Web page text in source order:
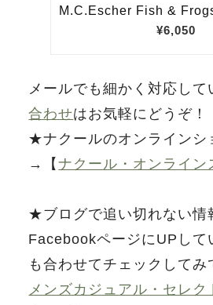
メールでも細かく対応して
合わせはお気軽にどうぞ！
★ナクールのオンラインシ
→【ナクール・オンライン
★ブログで追い切れない情
FacebookページにUPして
も合わせてチェックして
メンズカジュアル・セレク